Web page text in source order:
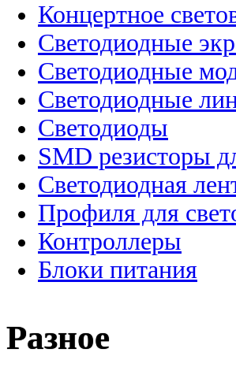
Концертное
Cветодиодные
Светодиодные
Светодиодные
Светодиоды
SMD резисторы
Светодиодная
Профиля для
Контроллеры
Блоки питания
Разное